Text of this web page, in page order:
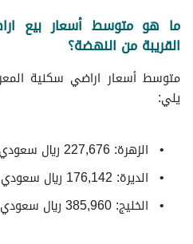
ما هو متوسط أسعار بيع
القريبة من النهضة؟
متوسط ​​أسعار اراضي سكنية
يلي:
الزهرة: 227,676 ريال سعودي
الديرة: 176,142 ريال سعودي
الخليج: 385,960 ريال سعودي